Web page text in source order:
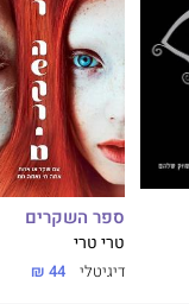
ספר השקרים
טרי טרי
דיגיטלי 44 ₪